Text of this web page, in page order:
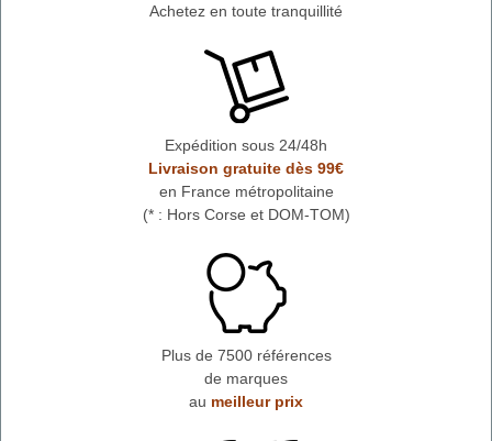
Achetez en toute tranquillité
Expédition sous 24/48h
Livraison gratuite dès 99€
en France métropolitaine
(* : Hors Corse et DOM-TOM)
Plus de 7500 références
de marques
au meilleur prix